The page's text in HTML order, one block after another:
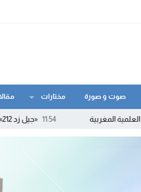
صوت و صورة مختارات
11:54 «جيل زد 212» ينفي الدعوة إلى أي احتجاجات ويحذر من بلاغات ومنشورات مفبركة